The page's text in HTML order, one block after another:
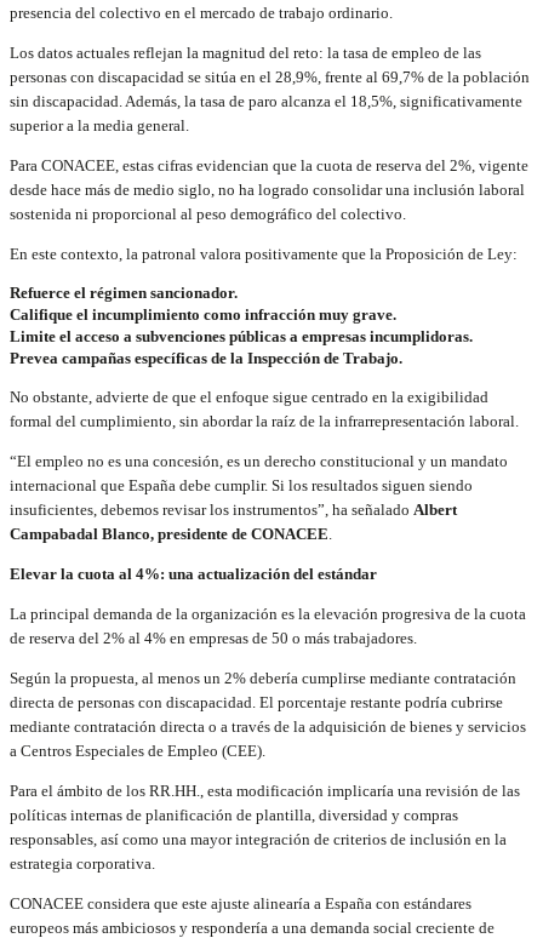
presencia del colectivo en el mercado de trabajo ordinario.
Los datos actuales reflejan la magnitud del reto: la tasa de empleo de las
personas con discapacidad se sitúa en el 28,9%, frente al 69,7% de la población
sin discapacidad. Además, la tasa de paro alcanza el 18,5%, significativamente
superior a la media general.
Para CONACEE, estas cifras evidencian que la cuota de reserva del 2%, vigente
desde hace más de medio siglo, no ha logrado consolidar una inclusión laboral
sostenida ni proporcional al peso demográfico del colectivo.
En este contexto, la patronal valora positivamente que la Proposición de Ley:
Refuerce el régimen sancionador.
Califique el incumplimiento como infracción muy grave.
Limite el acceso a subvenciones públicas a empresas incumplidoras.
Prevea campañas específicas de la Inspección de Trabajo.
No obstante, advierte de que el enfoque sigue centrado en la exigibilidad
formal del cumplimiento, sin abordar la raíz de la infrarrepresentación laboral.
“El empleo no es una concesión, es un derecho constitucional y un mandato
internacional que España debe cumplir. Si los resultados siguen siendo
insuficientes, debemos revisar los instrumentos”, ha señalado Albert
Campabadal Blanco, presidente de CONACEE
Elevar la cuota al 4%: una actualización del estándar
La principal demanda de la organización es la elevación progresiva de la cuota
de reserva del 2% al 4% en empresas de 50 o más trabajadores.
Según la propuesta, al menos un 2% debería cumplirse mediante contratación
directa de personas con discapacidad. El porcentaje restante podría cubrirse
mediante contratación directa o a través de la adquisición de bienes y servicios
a Centros Especiales de Empleo (CEE).
Para el ámbito de los RR.HH., esta modificación implicaría una revisión de las
políticas internas de planificación de plantilla, diversidad y compras
responsables, así como una mayor integración de criterios de inclusión en la
estrategia corporativa.
CONACEE considera que este ajuste alinearía a España con estándares
europeos más ambiciosos y respondería a una demanda social creciente de